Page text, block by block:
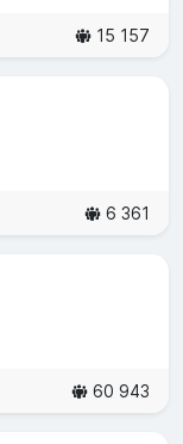
15 157
6 361
60 943